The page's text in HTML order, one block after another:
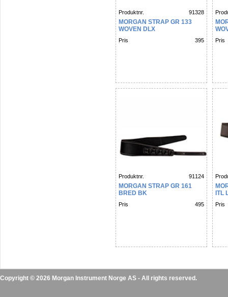
Produktnr. 91328
MORGAN STRAP GR 133
WOVEN DLX
Pris 395 Pris
Produktnr. 91124
MORGAN STRAP GR 161
BRED BK
Pris 495
ITL
Pris
Copyright © 2026 Morgan Instrument Norge AS - All rights reserved.